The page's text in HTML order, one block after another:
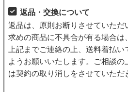
返品・交換について
返品は、原則お断りさせていただ
求めの商品に不具合が有る場合は
上記までご連絡の上、送料着払
ようお願いいたします。ご相談の
は契約の取り消しをさせていただ